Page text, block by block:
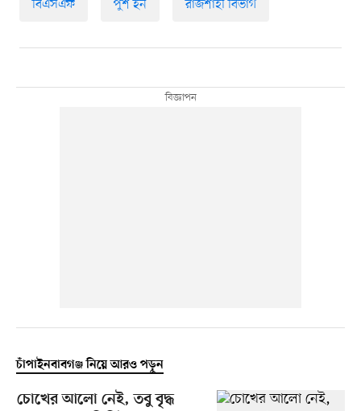
বিএসএফ পুশ ইন রাজশাহী বিভাগ
চাঁপাইনবাবগঞ্জ নিয়ে আরও পড়ুন
চোখের আলো নেই, তবু বৃদ্ধ